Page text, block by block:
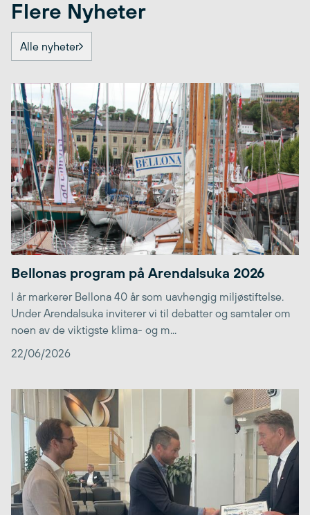
Flere Nyheter
Alle nyheter
Bellonas program på Arendalsuka 2026
I år markerer Bellona 40 år som uavhengig miljøstiftelse.
Under Arendalsuka inviterer vi til debatter og samtaler om
noen av de viktigste klima- og m...
22/06/2026